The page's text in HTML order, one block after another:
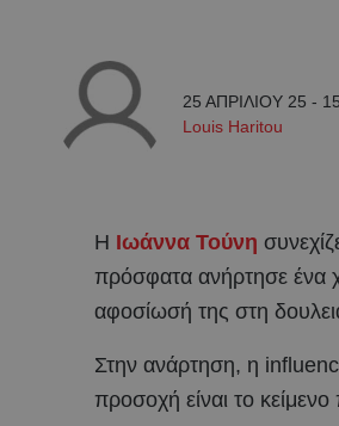
25 ΑΠΡΙΛΙΟΥ 25 -
Louis Haritou
Η Ιωάννα Τούνη
πρόσφατα ανήρτησε ένα
αφοσίωσή της στη
Στην ανάρτηση, η
προσοχή είναι το